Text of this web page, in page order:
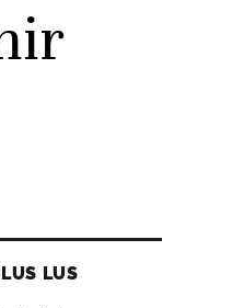
LUS